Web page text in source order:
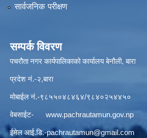
सार्वजनिक परीक्षण
सम्पर्क विवरण
पचरौता नगर कार्यपालिकाको कार्यालय बेनौली, बारा
प्रदेश नं.-२,बारा
मोबाईल नं.-९८५५०४८४६४/९८४०२५४४५०
वेबसाईट- www.pachrautamun.gov.np
ईमेल आई.डि.-pachrautamun@gmail.com